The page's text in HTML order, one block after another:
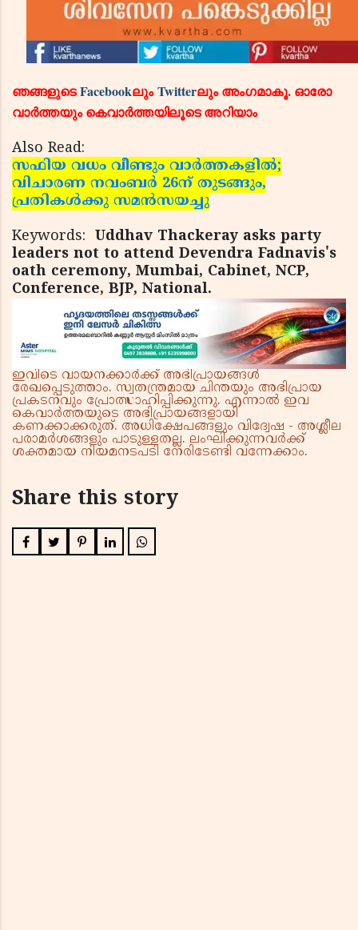
ഞങ്ങളുടെFacebookലുംTwitterലും അംഗമാകൂ. ഓരോ
വാര്‍ത്തയും കെവാര്‍ത്തയിലൂടെ അറിയാം
Also Read:
സഫിയ വധം വീണ്ടും വാര്‍ത്തകളില്‍;
വിചാരണ നവംബര്‍ 26ന് തുടങ്ങും,
പ്രതികള്‍ക്കു സമന്‍സയച്ചു
Keywords: Uddhav Thackeray asks party
leaders not to attend Devendra Fadnavis's
oath ceremony, Mumbai, Cabinet, NCP,
Conference, BJP, National.
ഇവിടെ വായനക്കാർക്ക് അഭിപ്രായങ്ങൾ
രേഖപ്പെടുത്താം. സ്വതന്ത്രമായ ചിന്തയും അഭിപ്രായ
പ്രകടനവും പ്രോത്സാഹിപ്പിക്കുന്നു. എന്നാൽ ഇവ
കെവാർത്തയുടെ അഭിപ്രായങ്ങളായി
കണക്കാക്കരുത്. അധിക്ഷേപങ്ങളും വിദ്വേഷ - അശ്ലീല
പരാമർശങ്ങളും പാടുള്ളതല്ല. ലംഘിക്കുന്നവർക്ക്
ശക്തമായ നിയമനടപടി നേരിടേണ്ടി വന്നേക്കാം.
Share this story